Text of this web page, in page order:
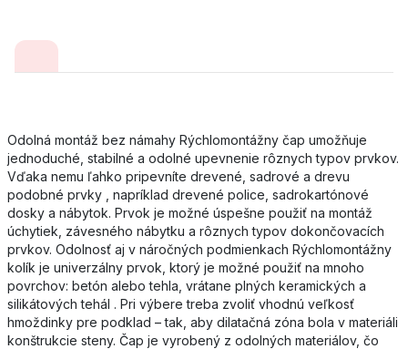
Odolná montáž bez námahy Rýchlomontážny čap umožňuje
jednoduché, stabilné a odolné upevnenie rôznych typov prvkov.
Vďaka nemu ľahko pripevníte drevené, sadrové a drevu
podobné prvky , napríklad drevené police, sadrokartónové
dosky a nábytok. Prvok je možné úspešne použiť na montáž
úchytiek, závesného nábytku a rôznych typov dokončovacích
prvkov. Odolnosť aj v náročných podmienkach Rýchlomontážny
kolík je univerzálny prvok, ktorý je možné použiť na mnoho
povrchov: betón alebo tehla, vrátane plných keramických a
silikátových tehál . Pri výbere treba zvoliť vhodnú veľkosť
hmoždinky pre podklad – tak, aby dilatačná zóna bola v materiáli
konštrukcie steny. Čap je vyrobený z odolných materiálov, čo